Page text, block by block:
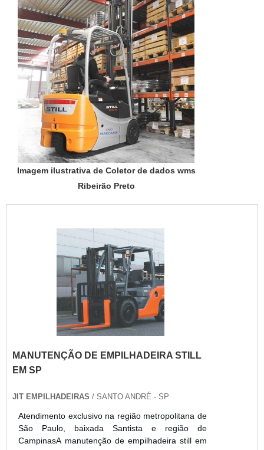
Imagem ilustrativa de Coletor de dados wms
Ribeirão Preto
MANUTENÇÃO DE EMPILHADEIRA STILL
EM SP
JIT EMPILHADEIRAS / SANTO ANDRÉ - SP
Atendimento exclusivo na região metropolitana de
São Paulo, baixada Santista e região de
CampinasA manutenção de empilhadeira still em